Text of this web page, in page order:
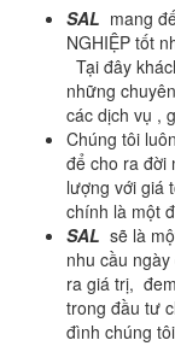
SAL mang
NGHIỆP tốt
Tại đây
những
các dịch vụ ,
Chúng tôi
để cho ra đời
lượng với giá
chính là một
SAL sẽ là
nhu cầu
ra giá trị,
trong đầu tư
đình chúng